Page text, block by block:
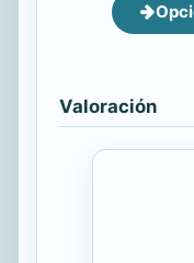
Valoración